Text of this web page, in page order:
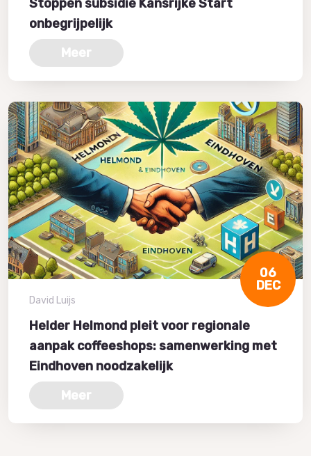
Stoppen subsidie Kansrijke Start
onbegrijpelijk
Meer
06
DEC
David Luijs
Helder Helmond pleit voor regionale
aanpak coffeeshops: samenwerking met
Eindhoven noodzakelijk
Meer